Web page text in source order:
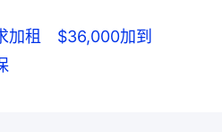
加租 $36,000加到